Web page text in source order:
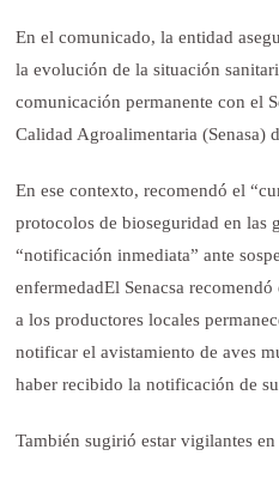
En el comunicado, la entidad
la evolución de la situación
comunicación permanente con el
Calidad Agroalimentaria (Senasa)
En ese contexto, recomendó el
protocolos de bioseguridad en las
“notificación inmediata” ante
enfermedadEl Senacsa
a los productores locales
notificar el avistamiento de aves
haber recibido la notificación de
También sugirió estar vigilantes